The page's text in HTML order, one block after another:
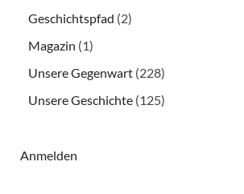
Geschichtspfad (2)
Magazin (1)
Unsere Gegenwart (228)
Unsere Geschichte (125)
Anmelden